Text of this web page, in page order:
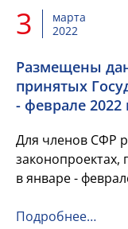
3
марта
2022
Размещены
принятых
- феврале 2022
Для членов СФР
законопроектах,
в январе -
чтения, в
Подробнее…